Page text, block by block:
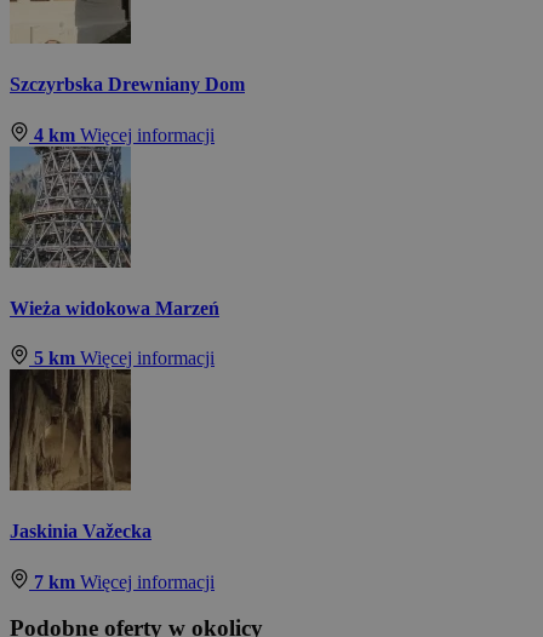
Szczyrbska Drewniany Dom
4 km Więcej informacji
Wieża widokowa Marzeń
5 km Więcej informacji
Jaskinia Važecka
7 km Więcej informacji
Podobne oferty w okolicy